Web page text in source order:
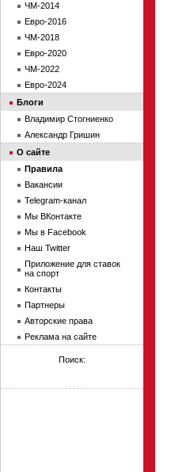
ЧМ-2014
Евро-2016
ЧМ-2018
Евро-2020
ЧМ-2022
Евро-2024
Блоги
Владимир Стогниенко
Александр Гришин
О сайте
Правила
Вакансии
Telegram-канал
Мы ВКонтакте
Мы в Facebook
Наш Twitter
Приложение для ставок
на спорт
Контакты
Партнеры
Авторские права
Реклама на сайте
Поиск: